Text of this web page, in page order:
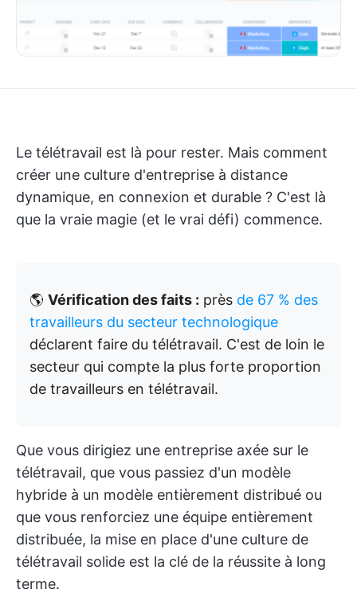
Le télétravail est là pour rester. Mais comment
créer une culture d'entreprise à distance
dynamique, en connexion et durable ? C'est là
que la vraie magie (et le vrai défi) commence.
🌎 Vérification des faits : près de 67 % des
travailleurs du secteur technologique
déclarent faire du télétravail. C'est de loin le
secteur qui compte la plus forte proportion
de travailleurs en télétravail.
Que vous dirigiez une entreprise axée sur le
télétravail, que vous passiez d'un modèle
hybride à un modèle entièrement distribué ou
que vous renforciez une équipe entièrement
distribuée, la mise en place d'une culture de
télétravail solide est la clé de la réussite à long
terme.